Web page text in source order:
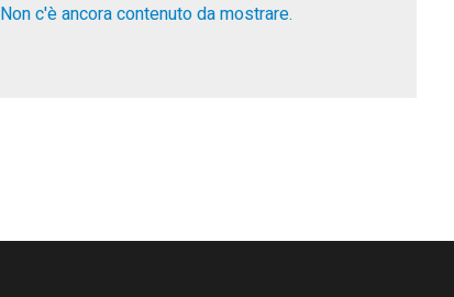
Non c'è ancora contenuto da mostrare.